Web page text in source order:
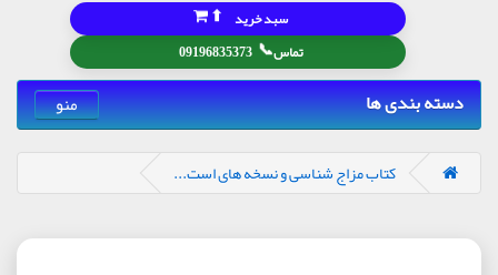
تماس📞
09196835373
سبد خرید ⬆
دسته بندی ها منو
کتاب مزاج شناسی و نسخه های است...